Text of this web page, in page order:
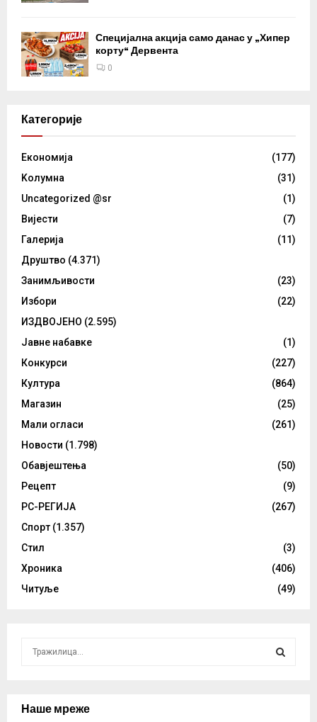
Специјална акција само данас у „Хипер
корту“ Дервента
0
Категорије
Eкономија
(177)
Kолумнa
(31)
Uncategorized @sr
(1)
Вијести
(7)
Галерија
(11)
Друштво (4.371)
Занимљивости
(23)
Избори
(22)
ИЗДВОЈЕНО (2.595)
Јавне набавке
(1)
Конкурси
(227)
Култура
(864)
Магазин
(25)
Мали огласи
(261)
Новости (1.798)
Обавјештења
(50)
Рецепт
(9)
РС-РЕГИЈА
(267)
Спорт (1.357)
Стил
(3)
Хроника
(406)
Читуље
(49)
cНаше мреже